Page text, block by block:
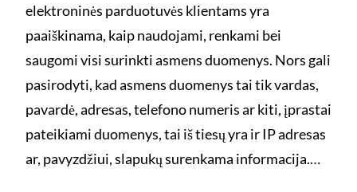
elektroninės parduotuvės klientams yra
paaiškinama, kaip naudojami, renkami bei
saugomi visi surinkti asmens duomenys. Nors gali
pasirodyti, kad asmens duomenys tai tik vardas,
pavardė, adresas, telefono numeris ar kiti, įprastai
pateikiami duomenys, tai iš tiesų yra ir IP adresas
ar, pavyzdžiui, slapukų surenkama informacija.…